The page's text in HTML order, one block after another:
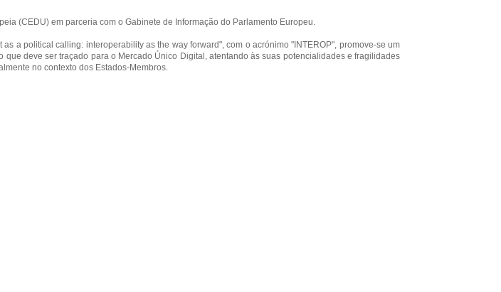
(CEDU) em parceria com o Gabinete de Informação do Parlamento Europeu.
a political calling: interoperability as the way forward", com o acrónimo "INTEROP", promove-se um
deve ser traçado para o Mercado Único Digital, atentando às suas potencialidades e fragilidades
no contexto dos Estados-Membros.